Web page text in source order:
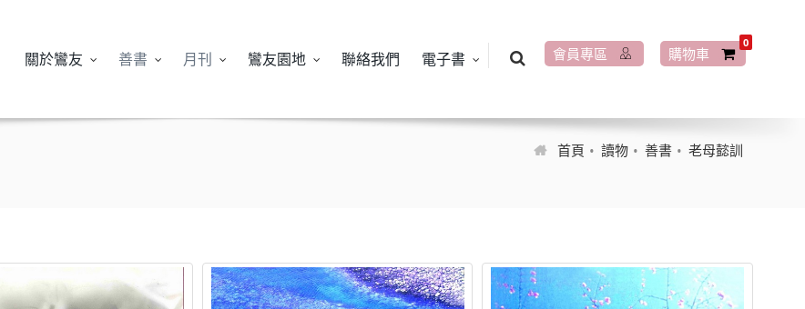
會員專區 購物車
0
關於鸞友 善書 月刊 鸞友園地 聯絡我們 電子書
首頁 讀物 善書 老母懿訓